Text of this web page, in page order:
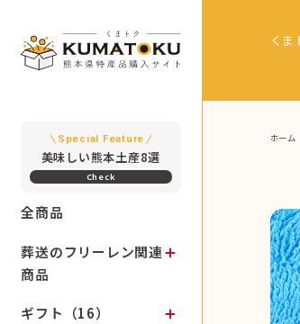
Special Feature
美味しい熊本土産8選
全商品
葬送のフリーレン関連
商品
ギフト（16）
くま
ホーム